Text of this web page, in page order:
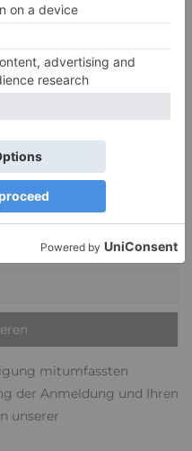
& MEDIEN
E-Mail über neue Artikel
mitumfassten
der Anmeldung und Ihren
unserer